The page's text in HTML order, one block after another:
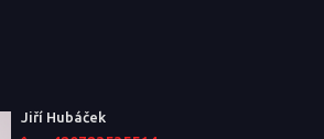
Jiří Hubáček